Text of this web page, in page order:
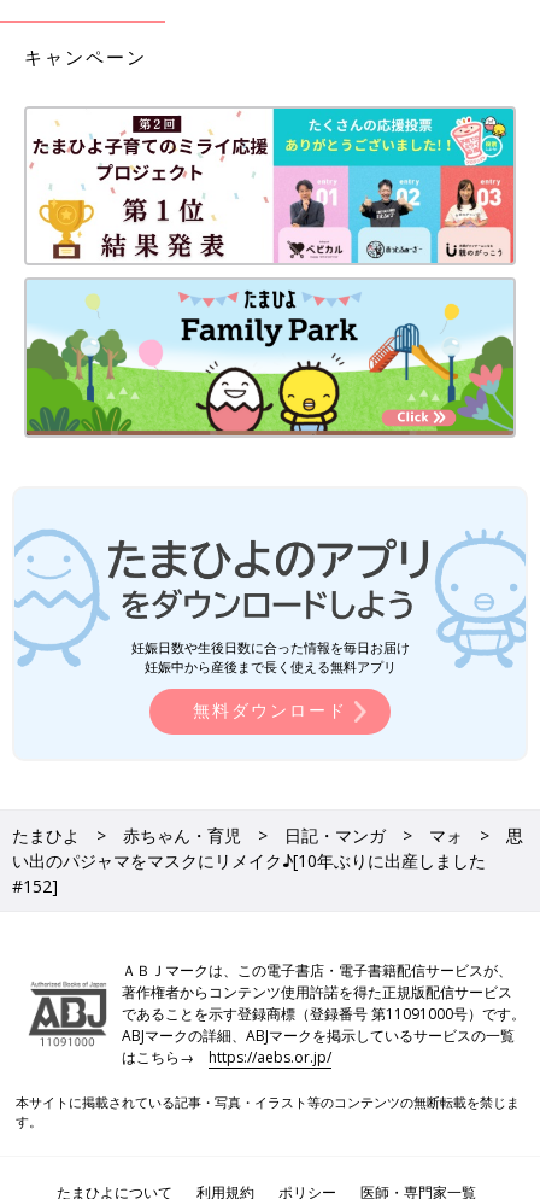
・ [10年ぶりに出産しました]記事一覧
たまひよONLINEの育児マンガ一覧はこちら
[マォ]
静岡の田舎町在住。
高校生の長女、中学生の長男、そして10年ぶりに妊娠・出産した
●Twitter／@maoppachi
● webサイト／maoppachi
前の話
３歳になりました～
[10年ぶりに出産しま
した#151]
一覧
次の話
まだまだあった、入園
直前の心配事[10年ぶり
に出産しました#153]
キャンペーン
妊娠日数や生後日数に合った情報を毎日お届け
妊娠中から産後まで長く使える無料アプリ
無料ダウンロード
たまひよ 赤ちゃん・育児 日記・マンガ マォ
思
い出のパジャマをマスクにリメイク♪[10年ぶりに出産しました
#152]
ＡＢＪマークは、この電子書店・電子書籍配信サービスが、
著作権者からコンテンツ使用許諾を得た正規版配信サービス
であることを示す登録商標（登録番号 第11091000号）です。
ABJマークの詳細、ABJマークを掲示しているサービスの一覧
はこちら→https://aebs.or.jp/
本サイトに掲載されている記事・写真・イラスト等のコンテンツの無断転載を禁じま
す。
たまひよについて 利用規約 ポリシー 医師・専門家一覧